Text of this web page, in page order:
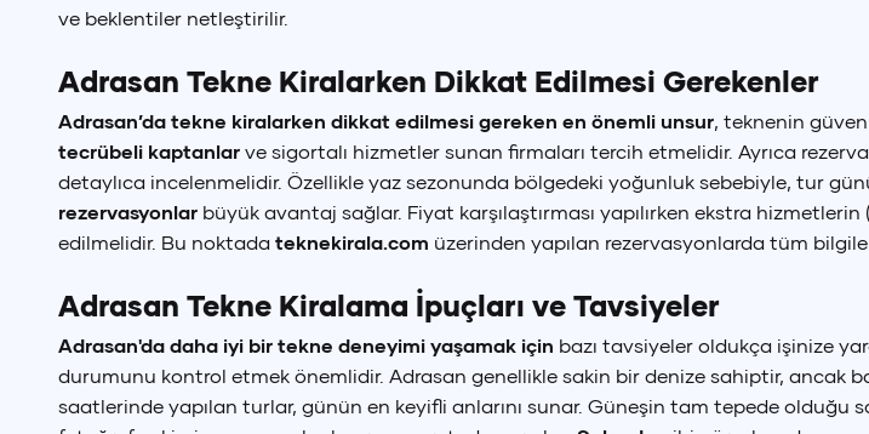
ve beklentiler netleştirilir.
Adrasan Tekne Kiralarken Dikkat Edilmesi Gerekenler
Adrasan’da tekne kiralarken dikkat edilmesi gereken en önemli unsur, teknenin
tecrübeli kaptanlar ve sigortalı hizmetler sunan firmaları tercih etmelidir. Ayrıca
detaylıca incelenmelidir. Özellikle yaz sezonunda bölgedeki yoğunluk sebebiyle, tur
rezervasyonlar büyük avantaj sağlar. Fiyat karşılaştırması yapılırken ekstra
edilmelidir. Bu noktada teknekirala.com üzerinden yapılan rezervasyonlarda tüm
Adrasan Tekne Kiralama İpuçları ve Tavsiyeler
Adrasan'da daha iyi bir tekne deneyimi yaşamak için bazı tavsiyeler oldukça işinize
durumunu kontrol etmek önemlidir. Adrasan genellikle sakin bir denize sahiptir, ancak
saatlerinde yapılan turlar, günün en keyifli anlarını sunar. Güneşin tam tepede olduğu